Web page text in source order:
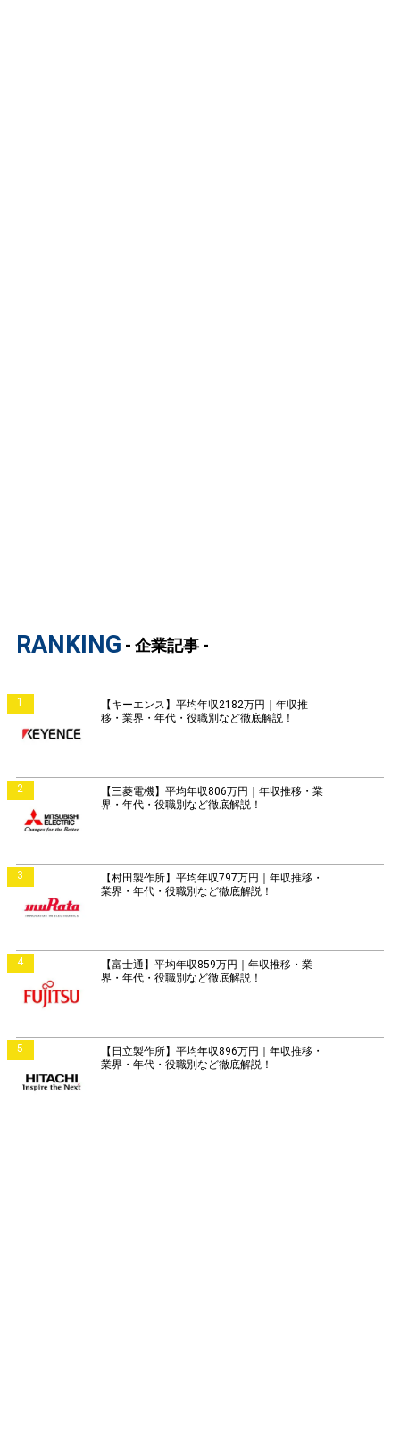
RANKING - 企業記事 -
1
【キーエンス】平均年収2182万円｜年収推
移・業界・年代・役職別など徹底解説！
2
【三菱電機】平均年収806万円｜年収推移・業
界・年代・役職別など徹底解説！
3
【村田製作所】平均年収797万円｜年収推移・
業界・年代・役職別など徹底解説！
4
【富士通】平均年収859万円｜年収推移・業
界・年代・役職別など徹底解説！
5
【日立製作所】平均年収896万円｜年収推移・
業界・年代・役職別など徹底解説！